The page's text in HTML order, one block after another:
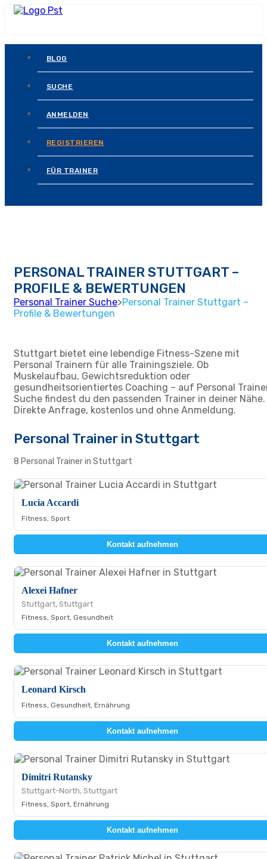
BLOG
SUCHE
ANMELDEN
REGISTRIEREN
FÜR TRAINER
PERSONAL TRAINER STUTTGART –
PROFILE & BEWERTUNGEN
Personal Trainer Suche>Personal Trainer Stuttgart –
Profile & Bewertungen
Stuttgart bietet eine lebendige Fitness-Szene mit
Personal Trainern für alle Trainingsziele. Ob
Muskelaufbau, Gewichtsreduktion oder
gesundheitsorientiertes Coaching – auf Personal
Suche findest du den passenden Trainer in deiner Nähe.
Direkte Anfrage, kostenlos und ohne Anmeldung.
Personal Trainer in Stuttgart
8 Personal Trainer in Stuttgart
Lucia Accardi
Fitness, Sport
Kontakt aufnehmen
Alexei Hafner
Stuttgart, Stuttgart
Fitness, Sport, Gesundheit
Kontakt aufnehmen
Leonard Kirsch
Fitness, Gesundheit, Ernährung
Kontakt aufnehmen
Dimitri Rutansky
Stuttgart-North, Stuttgart
Fitness, Sport, Ernährung
Kontakt aufnehmen